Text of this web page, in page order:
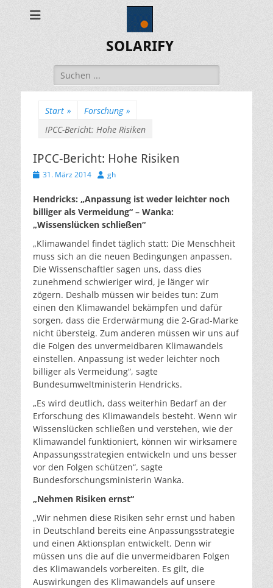
SOLARIFY
Suchen
nach:
Start » Forschung »
IPCC-Bericht: Hohe Risiken
IPCC-Bericht: Hohe Risiken
Veröffentlicht
31. März 2014 Autor
gh
Hendricks: „Anpassung ist weder leichter noch
billiger als Vermeidung“ – Wanka:
„Wissenslücken schließen“
„Klimawandel findet täglich statt: Die Menschheit
muss sich an die neuen Bedingungen anpassen.
Die Wissenschaftler sagen uns, dass dies
zunehmend schwieriger wird, je länger wir
zögern. Deshalb müssen wir beides tun: Zum
einen den Klimawandel bekämpfen und dafür
sorgen, dass die Erderwärmung die 2-Grad-Marke
nicht übersteig. Zum anderen müssen wir uns auf
die Folgen des unvermeidbaren Klimawandels
einstellen. Anpassung ist weder leichter noch
billiger als Vermeidung“, sagte
Bundesumweltministerin Hendricks.
„Es wird deutlich, dass weiterhin Bedarf an der
Erforschung des Klimawandels besteht. Wenn wir
Wissenslücken schließen und verstehen, wie der
Klimawandel funktioniert, können wir wirksamere
Anpassungsstrategien entwickeln und uns besser
vor den Folgen schützen“, sagte
Bundesforschungsministerin Wanka.
„Nehmen Risiken ernst“
„Wir nehmen diese Risiken sehr ernst und haben
in Deutschland bereits eine Anpassungsstrategie
und einen Aktionsplan entwickelt. Denn wir
müssen uns die auf die unvermeidbaren Folgen
des Klimawandels vorbereiten. Es gilt, die
Auswirkungen des Klimawandels auf unsere